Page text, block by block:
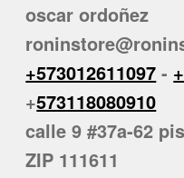
oscar ordoñez
+573012611097 -
+573118080910
calle 9 #37a-62
ZIP 111611